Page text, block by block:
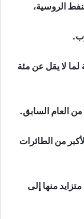
الروسية،
لما لا يقل عن مئة
العام السابق.
من الطائرات
منها إلى